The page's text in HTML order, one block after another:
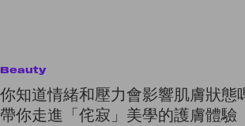
Beauty
你知道情緒和壓力會影響肌膚狀態
帶你走進「侘寂」美學的護膚體驗